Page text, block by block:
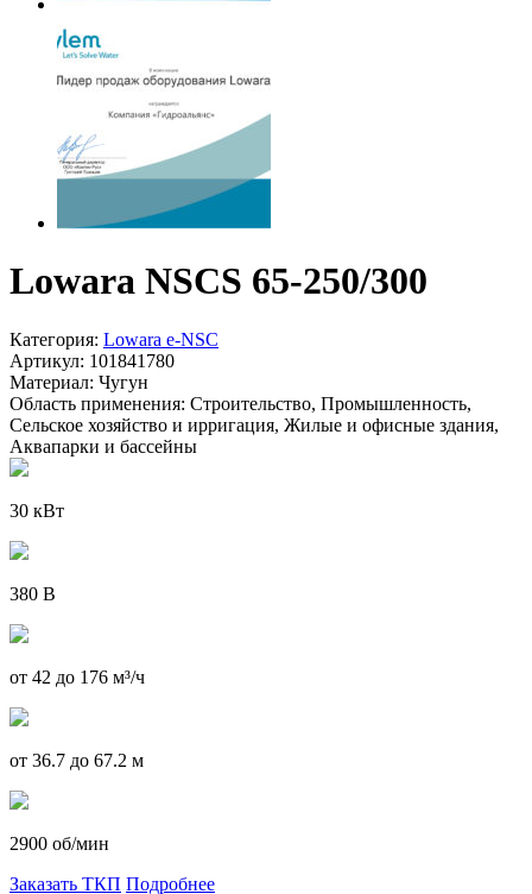
Lowara NSCS 65-250/300
Категория: Lowara e-NSC
Артикул: 101841780
Материал: Чугун
Область применения: Строительство, Промышленность,
Сельское хозяйство и ирригация, Жилые и офисные здания,
Аквапарки и бассейны
30 кВт
380 В
от 42 до 176 м³/ч
от 36.7 до 67.2 м
2900 об/мин
Заказать ТКП Подробнее